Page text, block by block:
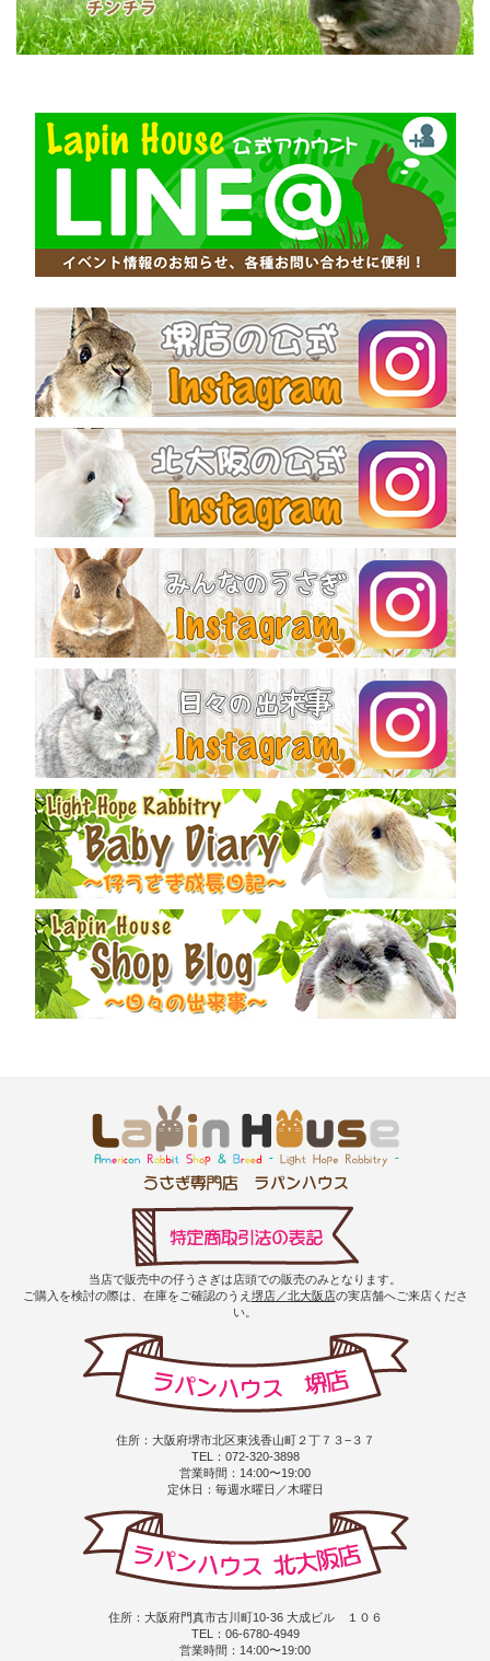
当店で販売中の仔うさぎは店頭での販売のみとなります。
ご購入を検討の際は、在庫をご確認のうえ 堺店／北大阪店の実店舗へご来店くださ
い。
住所：大阪府堺市北区東浅香山町２丁７３−３７
TEL：072-320-3898
営業時間：14:00〜19:00
定休日：毎週水曜日／木曜日
住所：大阪府門真市古川町10-36 大成ビル １０６
TEL：06-6780-4949
営業時間：14:00〜19:00